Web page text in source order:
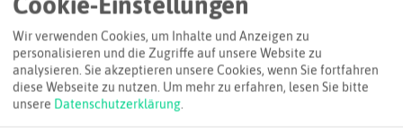
Wir verwenden Cookies, um Inhalte und Anzeigen zu
personalisieren und die Zugriffe auf unsere Website zu
analysieren. Sie akzeptieren unsere Cookies, wenn Sie fortfahren
diese Webseite zu nutzen. Um mehr zu erfahren, lesen Sie bitte
unsere Datenschutzerklärung.